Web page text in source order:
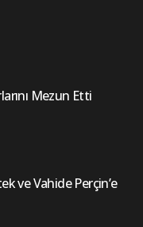
Mezun Etti
ve Vahide Perçin’e